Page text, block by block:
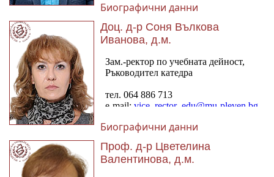
Биографични данни
Доц. д-р Соня Вълкова
Иванова, д.м.
Биографични данни
Проф. д-р Цветелина
Валентинова, д.м.